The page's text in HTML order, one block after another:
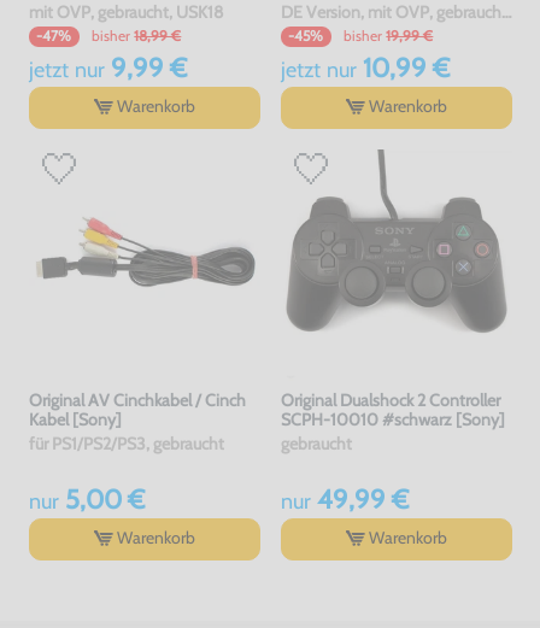
mit OVP, gebraucht, USK18
-47% bisher 18,99 €
jetzt nur9,99 €
Warenkorb
DE Version, mit OVP, gebraucht, USK18
-45% bisher 19,99 €
jetzt nur10,99 €
Warenkorb
Original AV Cinchkabel / Cinch
Kabel [Sony]
für PS1/PS2/PS3, gebraucht
nur5,00 €
Warenkorb
Original Dualshock 2 Controller
SCPH-10010 #schwarz [Sony]
gebraucht
nur49,99 €
Warenkorb